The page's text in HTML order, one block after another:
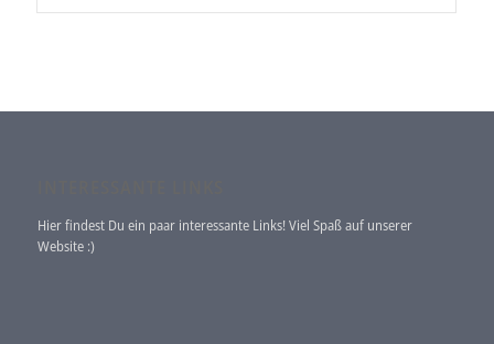
Hier findest Du ein paar interessante Links! Viel Spaß auf unserer
Website :)